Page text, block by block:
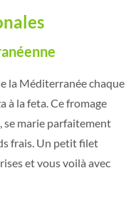
la Méditerranée chaque
à la feta. Ce fromage
se marie parfaitement
frais. Un petit filet
et vous voilà avec